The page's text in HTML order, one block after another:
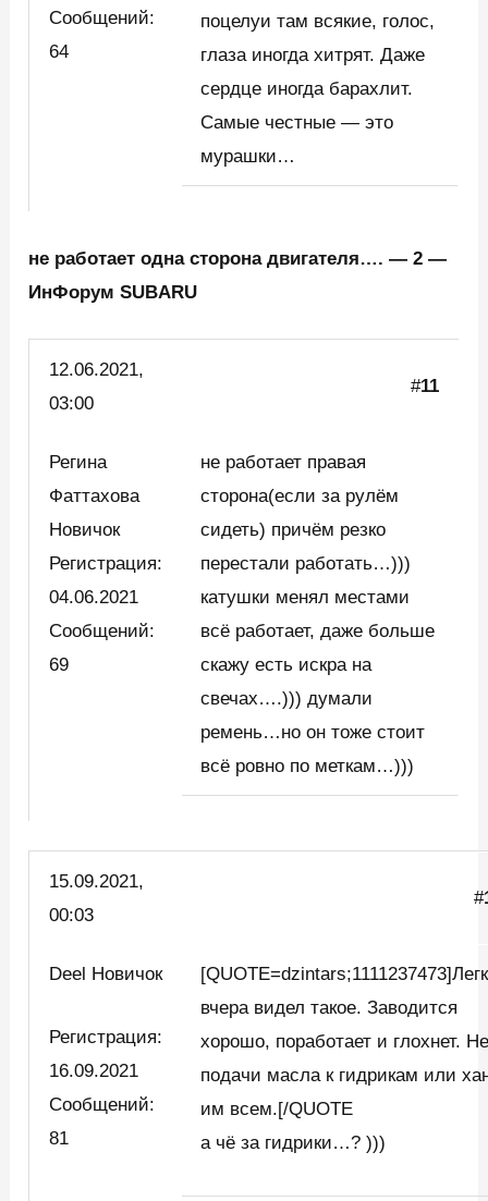
Сообщений:
64
поцелуи там всякие, голос,
глаза иногда хитрят. Даже
сердце иногда барахлит.
Самые честные — это
мурашки…
не работает одна сторона двигателя…. — 2 —
ИнФорум SUBARU
12.06.2021,
03:00
#11
Регина
Фаттахова
Новичок
Регистрация:
04.06.2021
Сообщений:
69
не работает правая
сторона(если за рулём
сидеть) причём резко
перестали работать…)))
катушки менял местами
всё работает, даже больше
скажу есть искра на
свечах….))) думали
ремень…но он тоже стоит
всё ровно по меткам…)))
15.09.2021,
00:03
#
Deel Новичок
Регистрация:
16.09.2021
Сообщений:
81
вчера видел такое. Заводится
хорошо, поработает и глохнет.
подачи масла к гидрикам или
им всем.[/QUOTE
а чё за гидрики…? )))